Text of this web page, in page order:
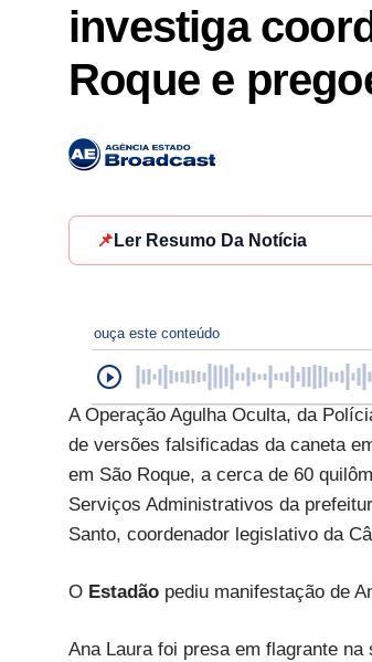
investiga
Roque e
📌 Ler Resumo Da Notícia
ouça este conteúdo
A Operação Agulha Oculta, da
de versões falsificadas da caneta
em São Roque, a cerca de 60
Serviços Administrativos da
Santo, coordenador legislativo da
O Estadão pediu manifestação de
Ana Laura foi presa em flagrante